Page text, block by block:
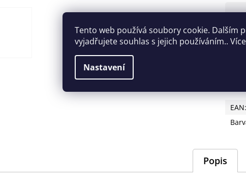
Tento web používá soubory cookie. Dalším
vyjadřujete souhlas s jejich používáním..
Nastavení
EAN:
Popis